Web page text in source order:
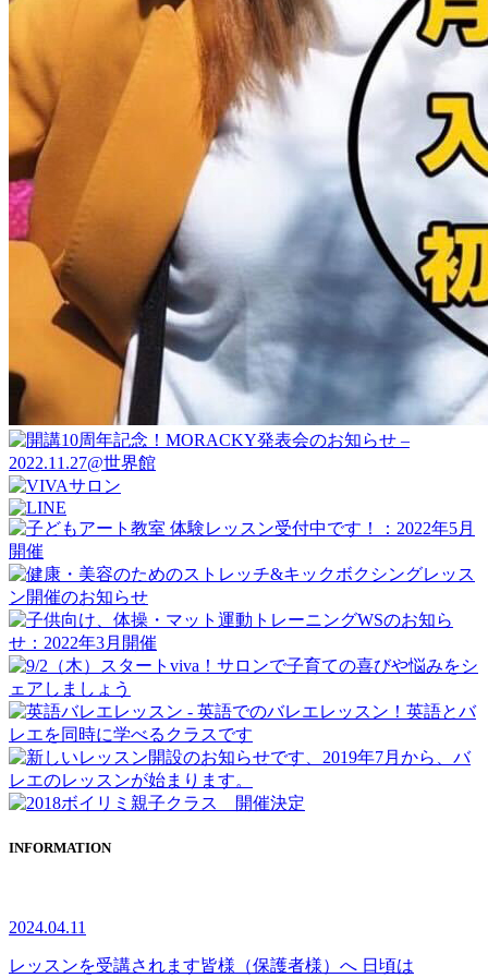
INFORMATION
2024.04.11
レッスンを受講されます皆様（保護者様）へ 日頃は